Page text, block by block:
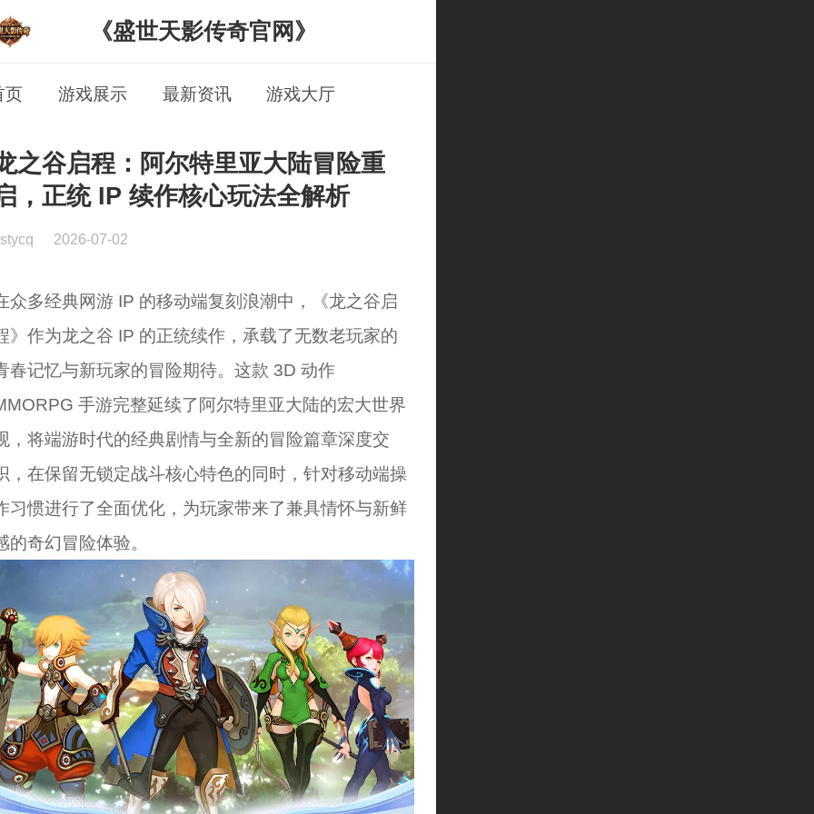
《盛世天影传奇官网》
页 游戏展示 最新资讯 游戏大厅
之谷启程：阿尔特里亚大陆冒险重
，正统 IP 续作核心玩法全解析
2026-07-02
众多经典网游 IP 的移动端复刻浪潮中，《龙之谷启
》作为龙之谷 IP 的正统续作，承载了无数老玩家的
春记忆与新玩家的冒险期待。这款 3D 动作
手游完整延续了阿尔特里亚大陆的宏大世界
，将端游时代的经典剧情与全新的冒险篇章深度交
，在保留无锁定战斗核心特色的同时，针对移动端操
习惯进行了全面优化，为玩家带来了兼具情怀与新鲜
的奇幻冒险体验。